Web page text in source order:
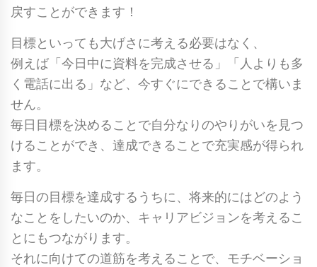
戻すことができます！
目標といっても大げさに考える必要はなく、
例えば「今日中に資料を完成させる」「人よりも多
く電話に出る」など、今すぐにできることで構いま
せん。
毎日目標を決めることで自分なりのやりがいを見つ
けることができ、達成できることで充実感が得られ
ます。
毎日の目標を達成するうちに、将来的にはどのよう
なことをしたいのか、キャリアビジョンを考えるこ
とにもつながります。
それに向けての道筋を考えることで、モチベーショ